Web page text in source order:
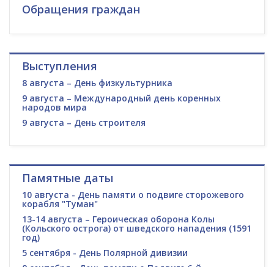
Обращения граждан
Выступления
8 августа – День физкультурника
9 августа – Международный день коренных
народов мира
9 августа – День строителя
Памятные даты
10 августа - День памяти о подвиге сторожевого
корабля "Туман"
13-14 августа – Героическая оборона Колы
(Кольского острога) от шведского нападения (1591
год)
5 сентября - День Полярной дивизии